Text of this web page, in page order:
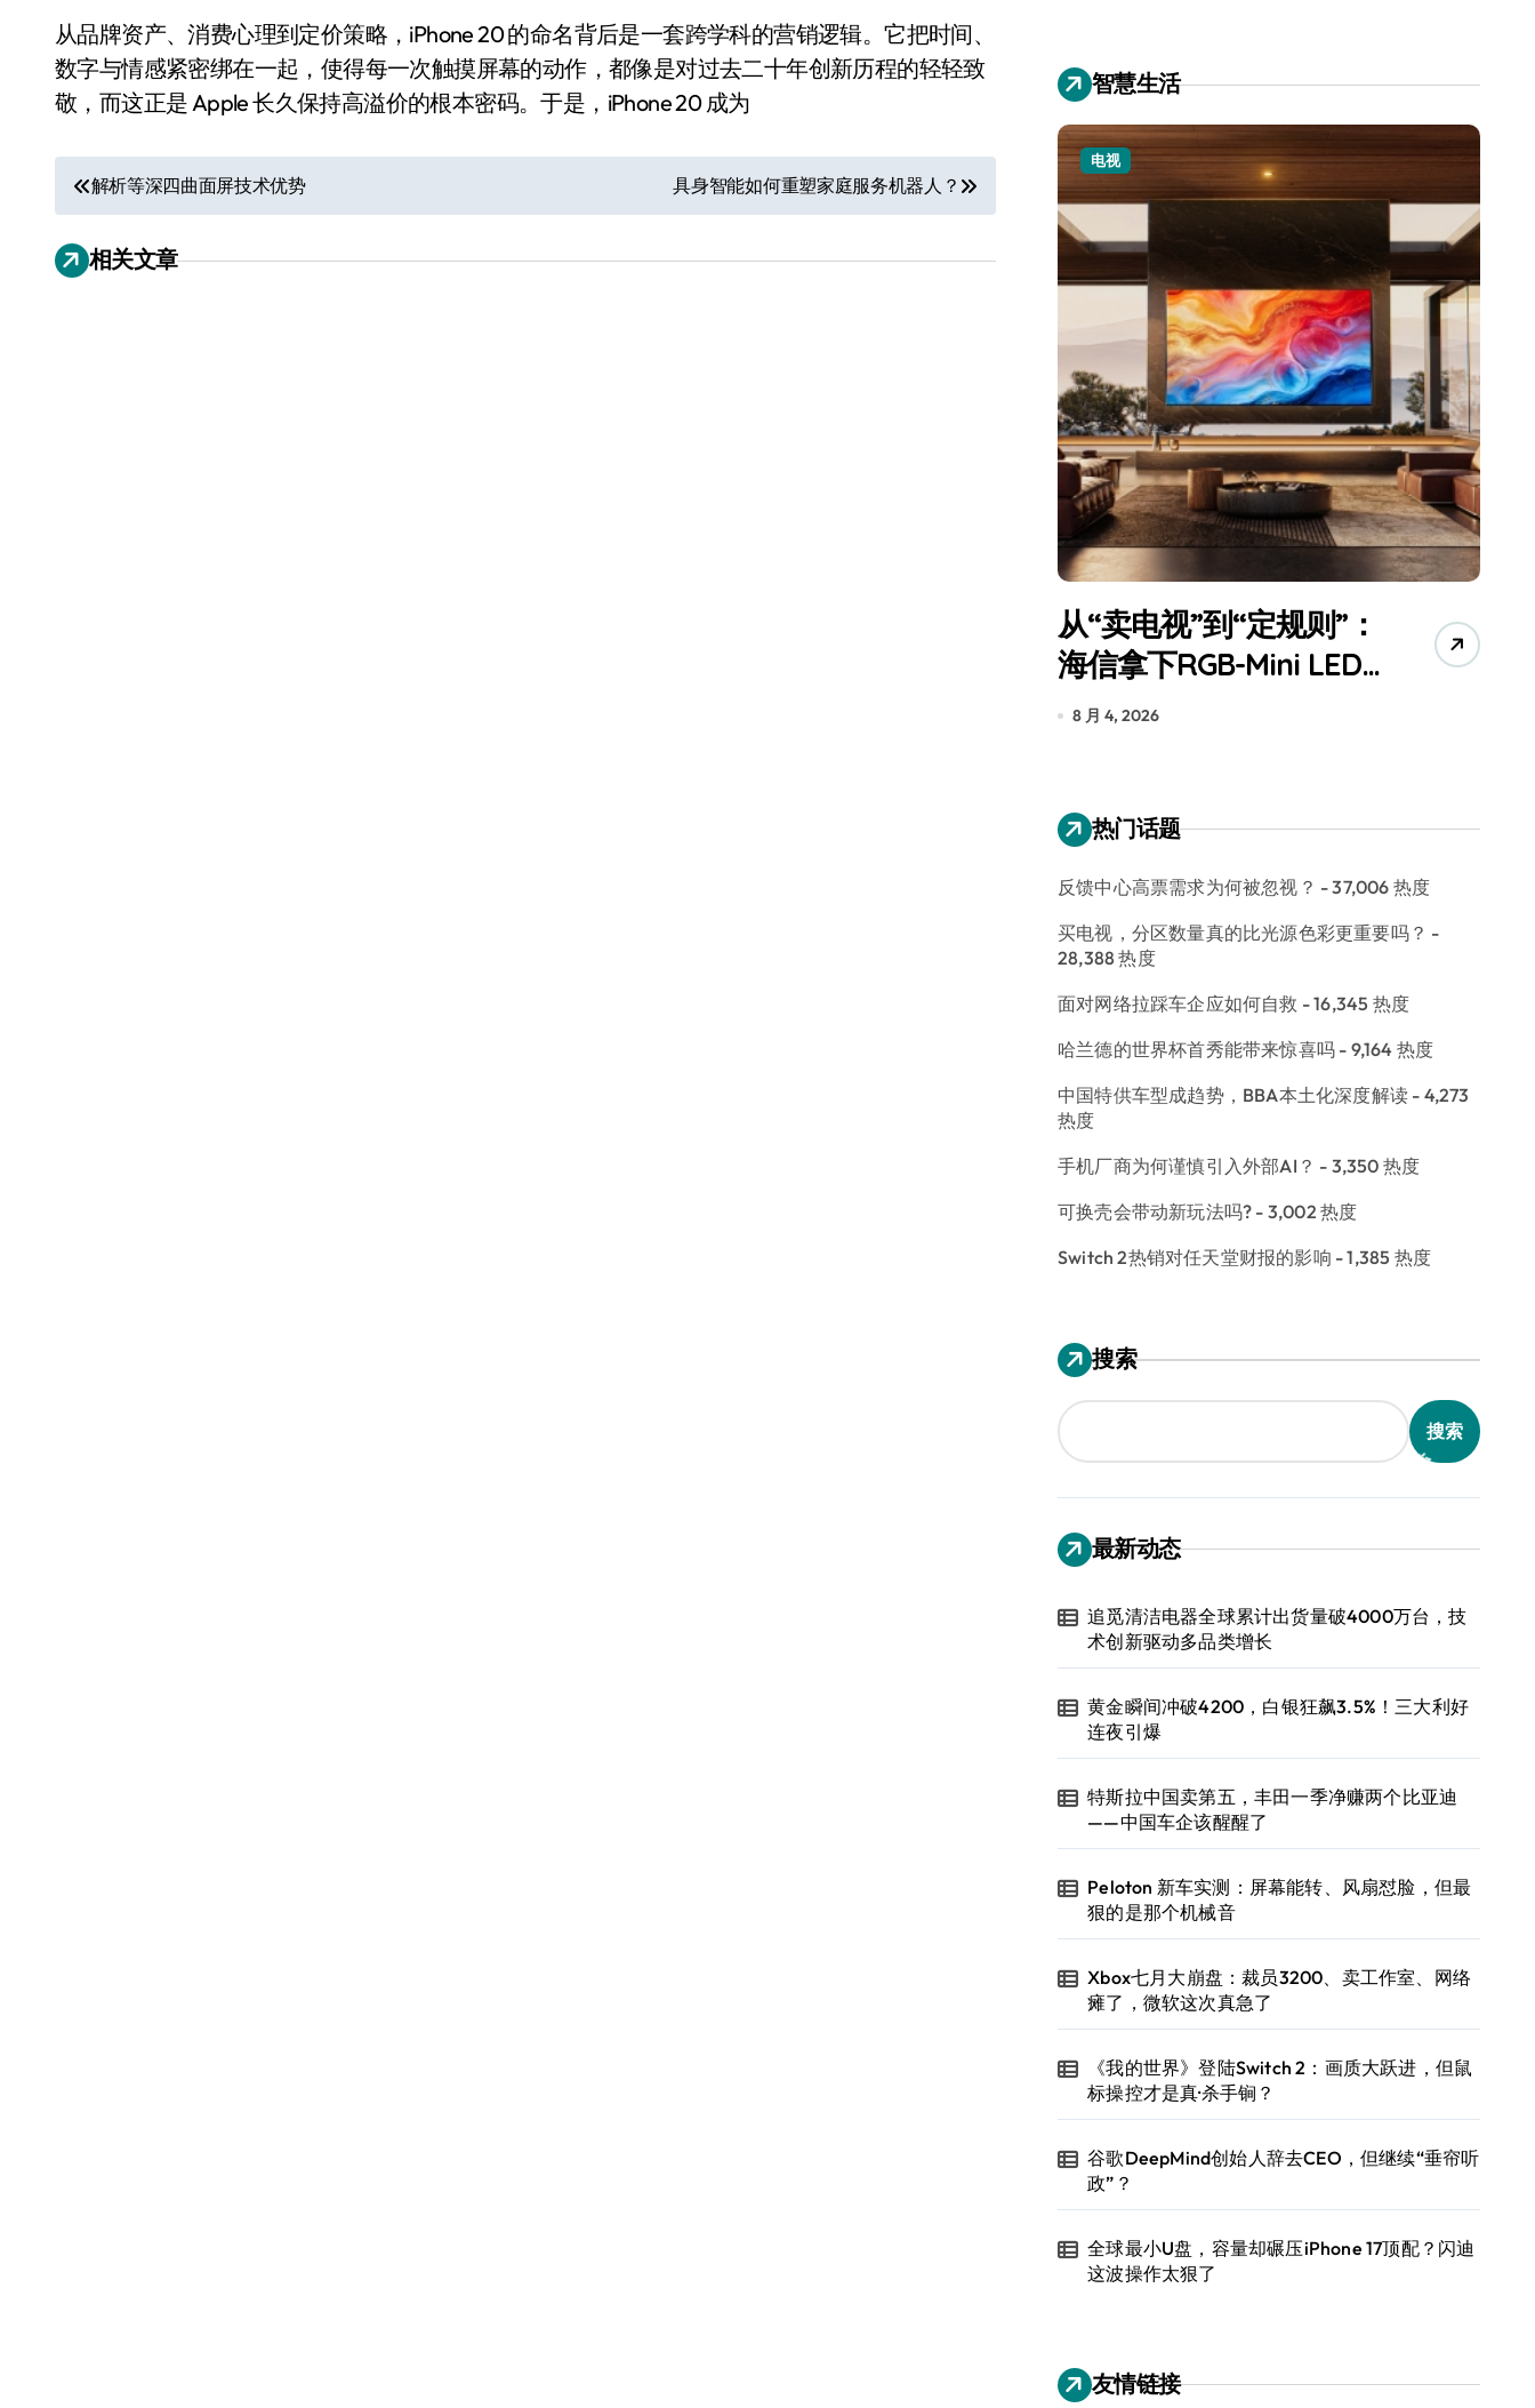
从品牌资产、消费心理到定价策略，iPhone 20 的命名背后是一套跨学科的营销逻辑。它把时间、
数字与情感紧密绑在一起，使得每一次触摸屏幕的动作，都像是对过去二十年创新历程的轻轻致
敬，而这正是 Apple 长久保持高溢价的根本密码。于是，iPhone 20 成为
文
章
导
解析等深四曲面屏技术优势 具身智能如何重塑家庭服务机器人？
相关文章
智慧生活
电视 小家电 电视
从“卖电视”到“定规则”：
海信拿下RGB-Mini LED
全球话语权
8 月 4, 2026
热门话题
反馈中心高票需求为何被忽视？ - 37,006 热度
买电视，分区数量真的比光源色彩更重要吗？ -
28,388 热度
面对网络拉踩车企应如何自救 - 16,345 热度
哈兰德的世界杯首秀能带来惊喜吗 - 9,164 热度
中国特供车型成趋势，BBA本土化深度解读 - 4,273
热度
手机厂商为何谨慎引入外部AI？ - 3,350 热度
可换壳会带动新玩法吗? - 3,002 热度
Switch 2热销对任天堂财报的影响 - 1,385 热度
搜索
搜索
最新动态
追觅清洁电器全球累计出货量破4000万台，技
术创新驱动多品类增长
黄金瞬间冲破4200，白银狂飙3.5%！三大利好
连夜引爆
特斯拉中国卖第五，丰田一季净赚两个比亚迪
——中国车企该醒醒了
Peloton 新车实测：屏幕能转、风扇怼脸，但最
狠的是那个机械音
Xbox七月大崩盘：裁员3200、卖工作室、网络
瘫了，微软这次真急了
《我的世界》登陆Switch 2：画质大跃进，但鼠
标操控才是真·杀手锏？
谷歌DeepMind创始人辞去CEO，但继续“垂帘听
政”？
全球最小U盘，容量却碾压iPhone 17顶配？闪迪
这波操作太狠了
友情链接